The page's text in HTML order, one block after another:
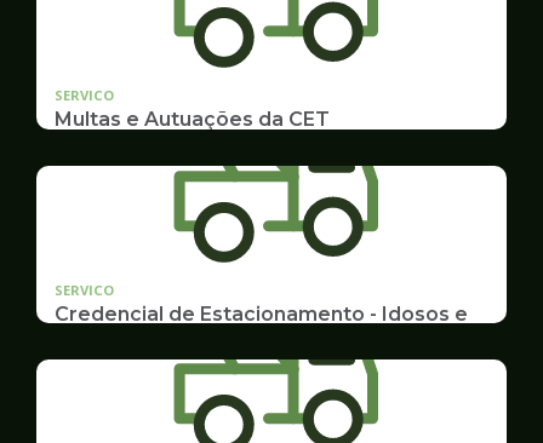
SERVICO
Multas e Autuações da CET
da CET desta semana
SERVICO
Credencial de Estacionamento - Idosos e
Cadastramento e Renovação